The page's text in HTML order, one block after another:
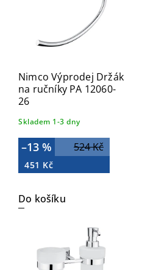
Nimco Výprodej Držák
na ručníky PA 12060-
26
Skladem 1-3 dny
524 Kč
–13 %
451 Kč
Do košíku